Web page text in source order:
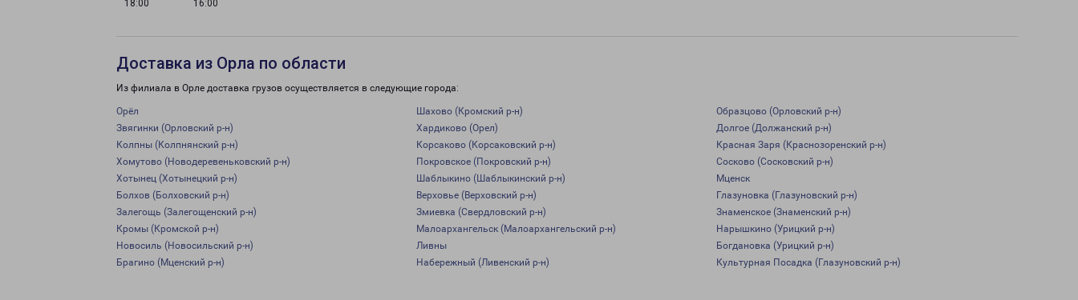
18:00 16:00
Доставка из Орла по области
Из филиала в Орле доставка грузов осуществляется в следующие города:
Орёл Шахово (Кромский р-н)
Образцово (Орловский р-н)
Звягинки (Орловский р-н)
Хардиково (Орел)
Долгое (Должанский р-н)
Колпны (Колпнянский р-н)
Корсаково (Корсаковский р-н)
Красная Заря (Краснозоренский р-н)
Хомутово (Новодеревеньковский р-н)
Покровское (Покровский р-н)
Сосково (Сосковский р-н)
Хотынец (Хотынецкий р-н)
Шаблыкино (Шаблыкинский р-н)
Мценск
Болхов (Болховский р-н)
Верховье (Верховский р-н)
Глазуновка (Глазуновский р-н)
Залегощь (Залегощенский р-н)
Змиевка (Свердловский р-н)
Знаменское (Знаменский р-н)
Кромы (Кромской р-н)
Малоархангельск (Малоархангельский р-н)
Нарышкино (Урицкий р-н)
Новосиль (Новосильский р-н)
Ливны
Богдановка (Урицкий р-н)
Брагино (Мценский р-н)
Набережный (Ливенский р-н) Культурная Посадка (Глазуновский р-н)